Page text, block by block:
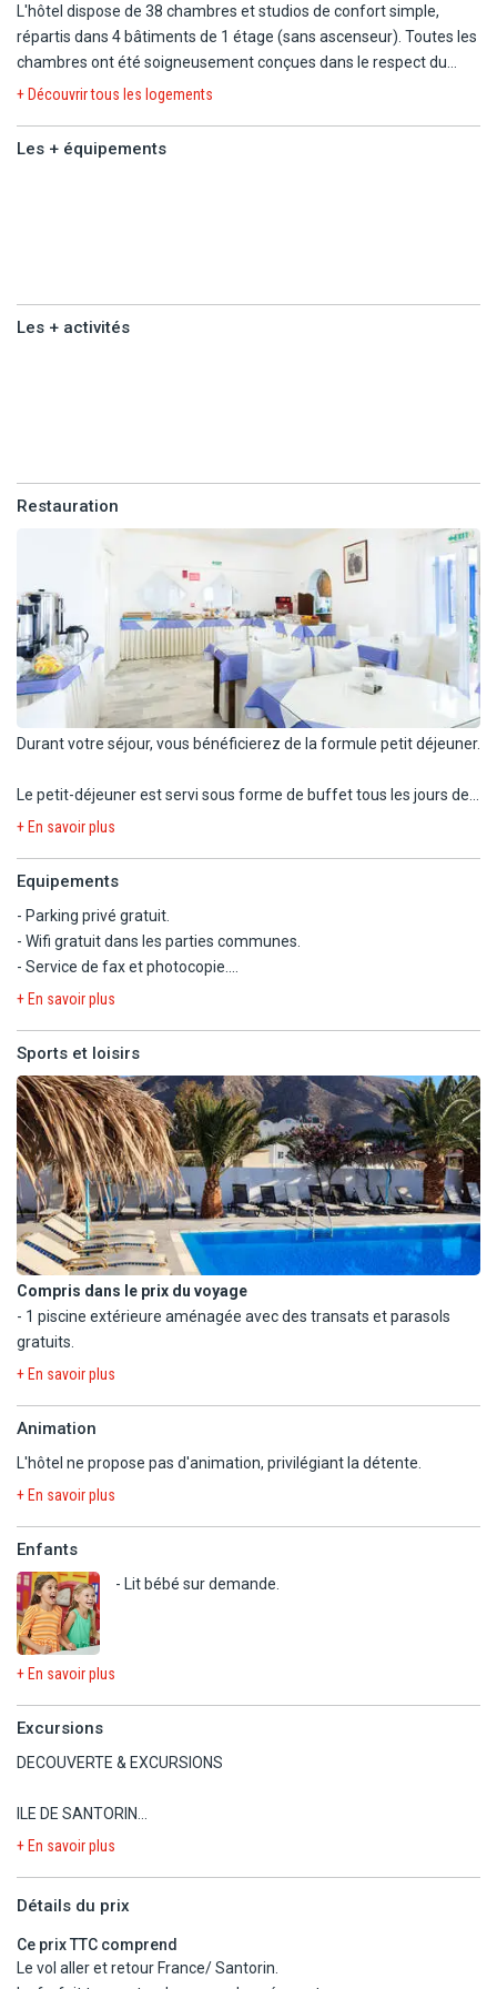
L'aéroport de Santorin est à 13 km.
L'hôtel dispose de 38 chambres et studios de confort simple,
répartis dans 4 bâtiments de 1 étage (sans ascenseur). Toutes les
chambres ont été soigneusement conçues dans le respect du
style traditionnel des Cyclades.
Durant votre séjour, vous logerez en chambre double standard
- Minibar.
triple (25-30 m²) : 1 lit double + 1 lit simple, salle de bain avec
douche, kitchenette équipée avec 2 plaques électriques, balcon ou
terrasse. Capacité maximum : 3 adultes.
+ Découvrir tous les logements
Les + équipements
Les + activités
Restauration
Durant votre séjour, vous bénéficierez de la formule petit déjeuner.
Le petit-déjeuner est servi sous forme de buffet tous les jours de
8h à 10h.
L'hôtel dispose également, moyennant supplément (à régler sur
- 1 bar salon.
- Snack-bar au bord de la piscine.
A proximité à 100 m, vous trouverez de nombreux restaurants
+ En savoir plus
Equipements
- Parking privé gratuit.
- Wifi gratuit dans les parties communes.
- Service de fax et photocopie.
- Bibliothèque.
- Informations sur les locations de voiture à la réception.
Avec supplément :
- Coffre-fort à la réception (1€/ jour).
- Service de blanchisserie.
+ En savoir plus
Sports et loisirs
Compris dans le prix du voyage
- 1 piscine extérieure aménagée avec des transats et parasols
gratuits.
- Plage de Perissa (sable noir) à 200 m (transats et parasols en
- Massages et soins (sur réservation).
A proximité :
- Discothèque.
+ En savoir plus
Animation
L'hôtel ne propose pas d'animation, privilégiant la détente.
+ En savoir plus
Enfants
- Lit bébé sur demande.
+ En savoir plus
Excursions
DECOUVERTE & EXCURSIONS
ILE DE SANTORIN
- Réservations et paiements auprès de la responsable des
- Gratuit pour les moins de 4 ans.
- Offres valables jusqu'à octobre 2026.
+ En savoir plus
Détails du prix
Ce prix TTC comprend
Le vol aller et retour France/ Santorin.